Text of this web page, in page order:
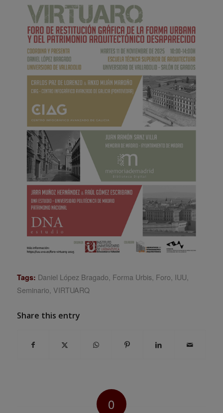
Tags: Daniel López Bragado Forma Urbis, Foro IUU
Seminario VIRTUARQ
Share this entry
0